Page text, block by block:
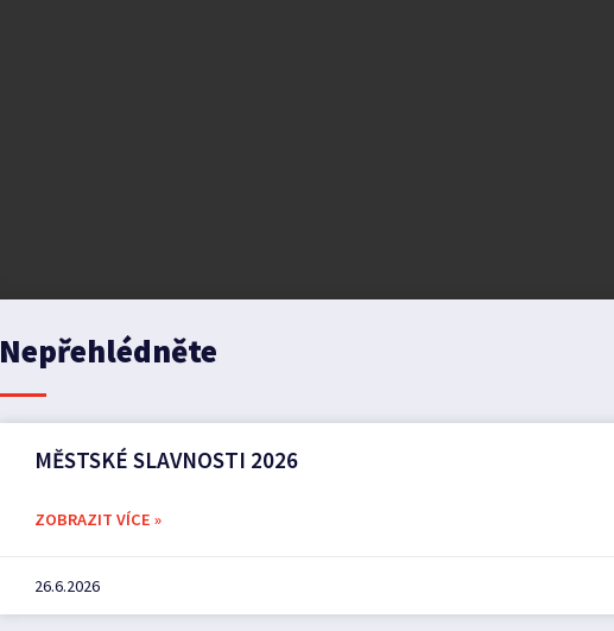
Nepřehlédněte
MĚSTSKÉ SLAVNOSTI 2026
ZOBRAZIT VÍCE »
26.6.2026